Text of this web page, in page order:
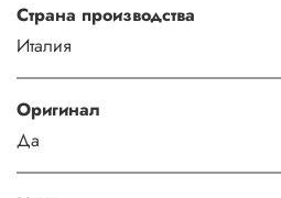
Страна производства
Италия
Оригинал
Да